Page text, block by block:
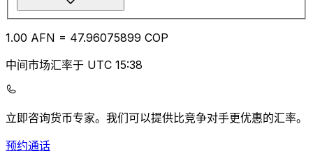
1.00 AFN = 47.96075899 COP
中间市场汇率于 UTC 15:38
立即咨询货币专家。 我们可以提供比竞争对手更优惠的汇率。
预约通话